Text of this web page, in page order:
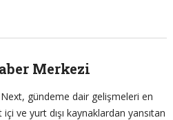
Merkezi
gündeme dair gelişmeleri en
ve yurt dışı kaynaklardan yansıtan